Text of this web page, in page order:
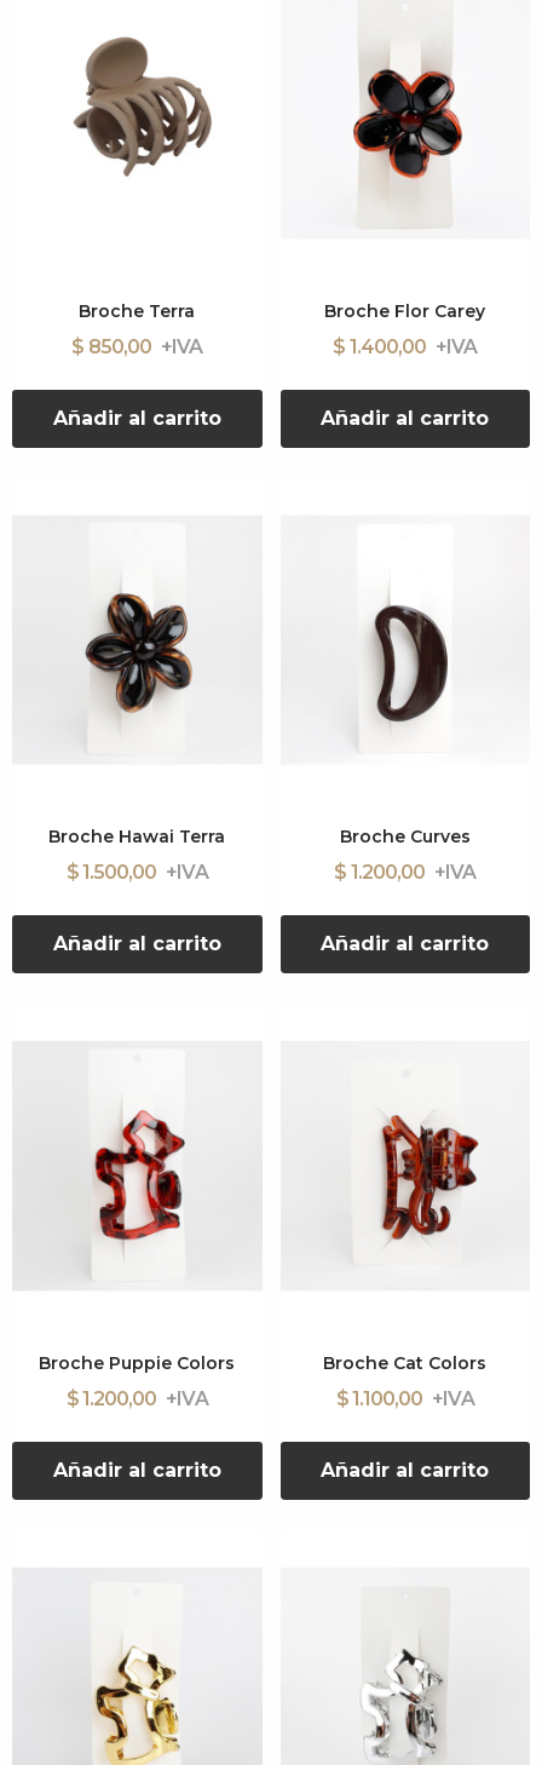
Broche Terra
$ 850,00
Añadir al carrito
Broche Flor Carey
$ 1.400,00
Añadir al carrito
Broche Hawai Terra
$ 1.500,00
Añadir al carrito
Broche Curves
$ 1.200,00
Añadir al carrito
Broche Puppie Colors
$ 1.200,00
Añadir al carrito
Broche Cat Colors
$ 1.100,00
Añadir al carrito